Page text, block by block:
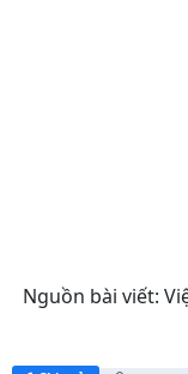
Nguồn bài viết: